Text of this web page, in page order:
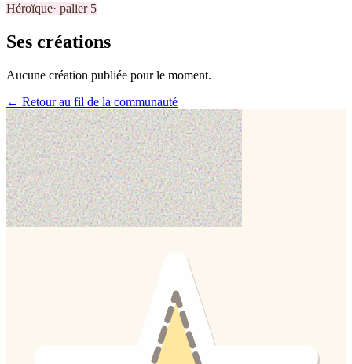
Héroïque· palier 5
Ses créations
Aucune création publiée pour le moment.
← Retour au fil de la communauté